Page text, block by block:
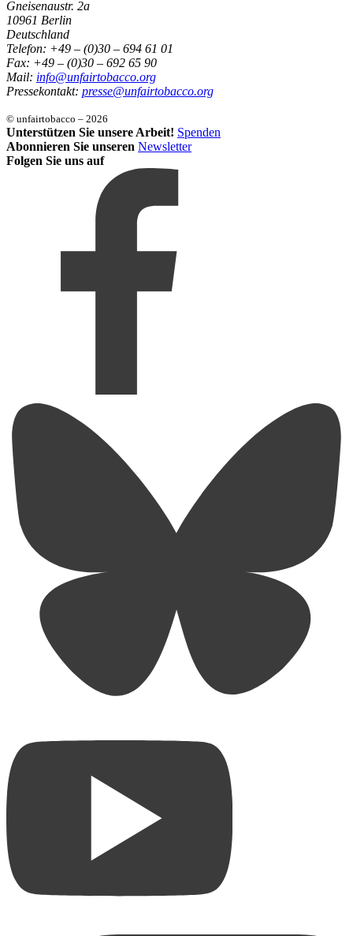
Gneisenaustr. 2a
10961 Berlin
Deutschland
Telefon: +49 – (0)30 – 694 61 01
Fax: +49 – (0)30 – 692 65 90
Mail: info@unfairtobacco.org
Pressekontakt: presse@unfairtobacco.org
© unfairtobacco – 2026
Unterstützen Sie unsere Arbeit! Spenden
Abonnieren Sie unseren Newsletter
Folgen Sie uns auf